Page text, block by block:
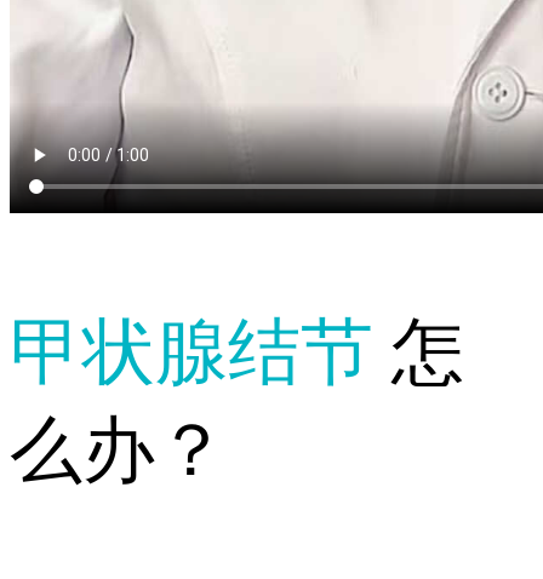
甲状腺结节 怎
么办？